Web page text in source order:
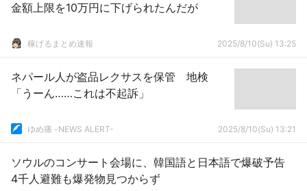
金額上限を10万円に下げられたんだが
稼げるまとめ速報 2025/8/10(Su) 13:25
ネパール人が盗品レクサスを保管 地検
「うーん……これは不起訴」
ゆめ痛 -NEWS ALERT- 2025/8/10(Su) 13:21
ソウルのコンサート会場に、韓国語と日本語で爆破予告
4千人避難も爆発物見つからず